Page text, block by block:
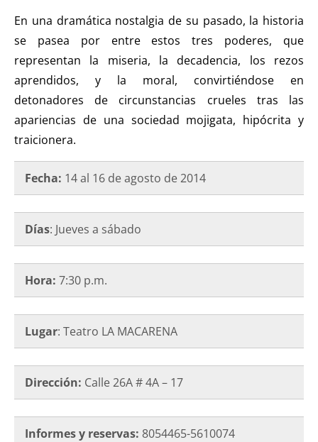
En una dramática nostalgia de su pasado, la historia
se pasea por entre estos tres poderes, que
representan la miseria, la decadencia, los rezos
aprendidos, y la moral, convirtiéndose en
detonadores de circunstancias crueles tras las
apariencias de una sociedad mojigata, hipócrita y
traicionera.
Fecha: 14 al 16 de agosto de 2014
Días: Jueves a sábado
Hora: 7:30 p.m.
Lugar: Teatro LA MACARENA
Dirección: Calle 26A # 4A – 17
Informes y reservas: 8054465-5610074